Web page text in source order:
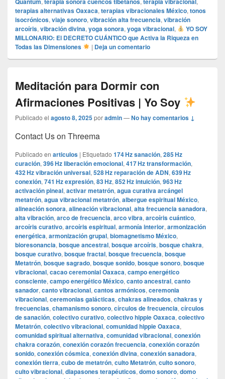
terapias alternativas Oaxaca, terapias vibracionales México, tonos
isocrónicos, viaje sonoro, vibración alta frecuencia, vibración
arcoíris, vibración divina, yoga sonora, yoga vibracional,
YO SOY
MILLONARIO: El DECRETO CUÁNTICO que Activa la Riqueza en
Todas las Dimensiones
| Deja un comentario
Meditación para Dormir con
Afirmaciones Positivas | Yo Soy
Publicado el agosto 8, 2025poradmin—No hay comentarios ↓
Contact Us on Threema
Publicado en articulos | Etiquetado 174 Hz sanación, 285 Hz
curación, 396 Hz liberación emocional, 417 Hz transformación,
432 Hz vibración universal, 528 Hz reparación de ADN, 639 Hz
conexión, 741 Hz expresión, 83 Hz, 852 Hz intuición, 963 Hz
activación pineal, activar metatrón, agua curativa arcángel
metatrón, agua vibracional metatrón, albergue espiritual México,
alineación sonora, alineación vibracional, alta frecuencia sanadora,
alta vibración, arco de frecuencia, arco vibra, arcoíris cuántico,
arcoíris curativo, arcoíris espiritual, armonía interior, armonización
energética, armonización grupal, biomagnetismo México,
bioresonancia, bosque ancestral, bosque arcoíris, bosque chakra,
bosque curativo, bosque fractal, bosque frecuencia, bosque
Metatrón, bosque sagrado, bosque sonido, bosque sonoro, bosque
vibracional, cacao ceremonial Oaxaca, campo energético
consciente, campo energético México, canto ancestral, canto
sanador, canto vibracional, cantos armónicos, ceremonia
vibracional, ceremonias galácticas, chakras alineados, chakras y
frecuencias, chamanismo sonoro, círculos de frecuencia, círculos
de sanación, colectivo curativo, colectivo hippie Oaxaca, colectivo
Metatrón, colectivo vibracional, comunidad hippie Oaxaca,
comunidad spiritual alternativa, comunidad vibracional, conexión
chakra corazón, conexión corazón frecuencia, conexión corazón
sonido, conexión cósmica, conexión divina, conexión sanadora,
conexión tierra, cubo de metatrón, culto Metatrón, culto sonoro,
culto vibracional, diapasones terapéuticos, domo sonoro, domo